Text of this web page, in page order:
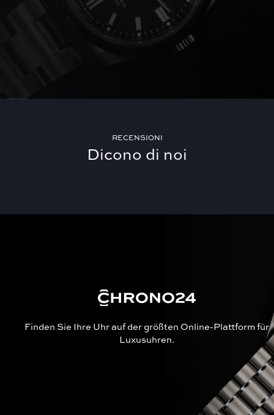
RECENSIONI
Dicono di noi
Finden Sie Ihre Uhr auf der größten Online-Plattform für
Luxusuhren.